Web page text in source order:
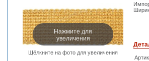
Нажмите для
увеличения
Щёлкните на фото для увеличения